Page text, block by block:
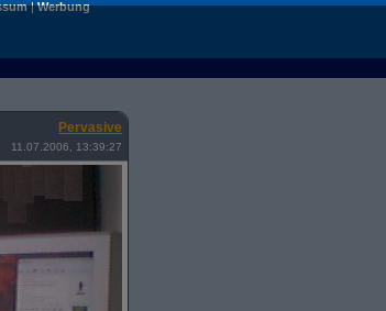
|Werbung
Pervasive
11.07.2006, 13:39:27